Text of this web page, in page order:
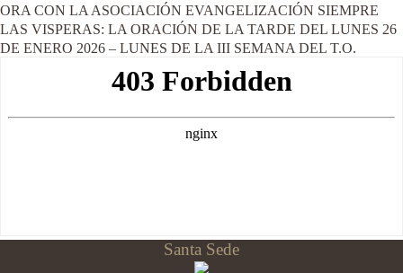
ORA CON LA ASOCIACIÓN EVANGELIZACIÓN SIEMPRE
LAS VISPERAS: LA ORACIÓN DE LA TARDE DEL LUNES 26
DE ENERO 2026 – LUNES DE LA III SEMANA DEL T.O.
Santa Sede